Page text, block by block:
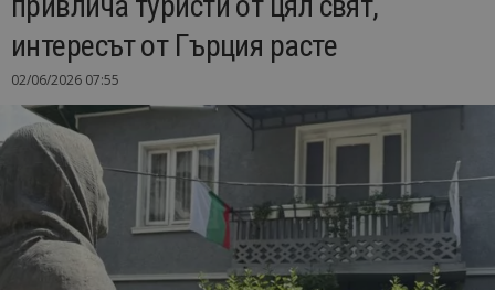
интересът от Гърция расте
02/06/2026 07:55